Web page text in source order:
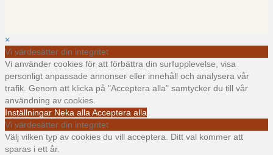
×
Vi värdesätter din integritet
Vi använder cookies för att förbättra din surfupplevelse, visa
personligt anpassade annonser eller innehåll och analysera vår
trafik. Genom att klicka på "Acceptera alla" samtycker du till vår
användning av cookies.
Inställningar Neka alla Acceptera alla
Vi värdesätter din integritet
Välj vilken typ av cookies du vill acceptera. Ditt val kommer att
sparas i ett år.